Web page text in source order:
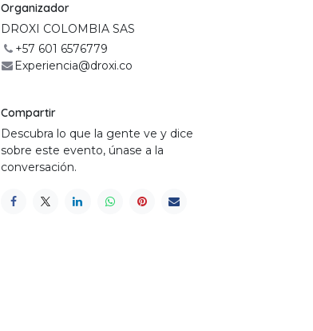
Organizador
DROXI COLOMBIA SAS
+57 601 6576779
Experiencia@droxi.co
Compartir
Descubra lo que la gente ve y dice
sobre este evento, únase a la
conversación.